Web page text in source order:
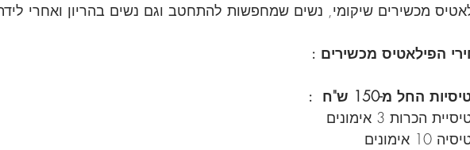
מכשירים שיקומי, נשים שמחפשות להתחטב וגם נשים בהריון ואחרי
הפילאטיס מכשירים :
החל מ-150 ש"ח  :
הכרות 3 אימונים
10 אימונים